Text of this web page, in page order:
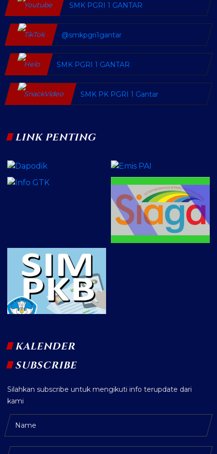
SMK PGRI 1 GANTAR
@smkpgri1gantar
SMK PGRI 1 GANTAR
SMK PK PGRI 1 Gantar
LINK PENTING
KALENDER
SUBSCRIBE
Silahkan subscribe untuk mengikuti info terupdate dari
kami